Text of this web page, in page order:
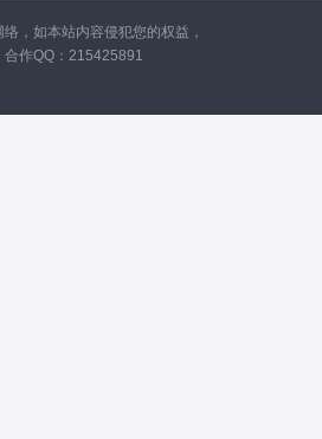
，如本站内容侵犯您的权益，
合作QQ：215425891